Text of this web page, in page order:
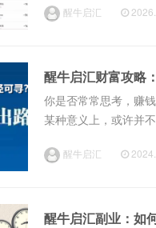
助。因此，您无需担心
醒牛启汇
醒牛启汇财富攻略
你是否常常思考，赚
某种意义上，或许并
的信息，决定了你的赚
醒牛启汇
醒牛启汇副业：如